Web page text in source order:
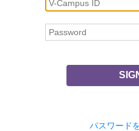
パスワード